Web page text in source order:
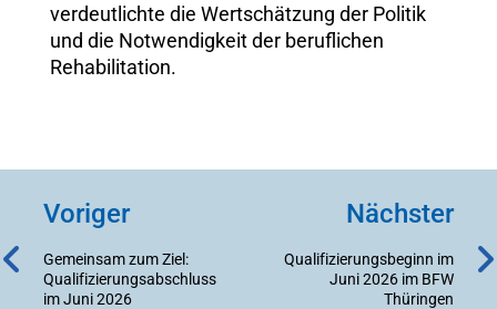
verdeutlichte die Wertschätzung der Politik
und die Notwendigkeit der beruflichen
Rehabilitation.
Voriger
Gemeinsam zum Ziel:
Qualifizierungsabschluss
im Juni 2026
Nächster
Qualifizierungsbeginn im
Juni 2026 im BFW
Thüringen